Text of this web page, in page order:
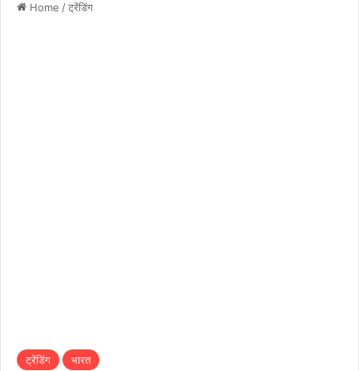
Home /ट्रेंडिंग
ट्रेंडिंग भारत